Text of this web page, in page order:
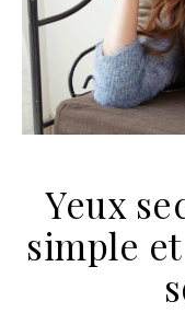
Yeux
simple